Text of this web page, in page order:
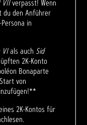
VIIverpasst! Wenn
du den Anführer
in
VIals auch Sid
2K-Konto
Bonaparte
von
2K-Kontos für